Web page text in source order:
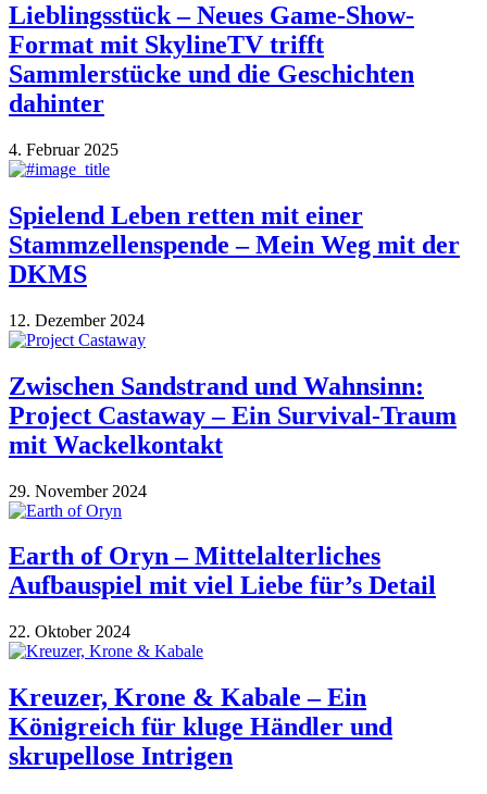
Lieblingsstück – Neues Game-Show-
Format mit SkylineTV trifft
Sammlerstücke und die Geschichten
dahinter
4. Februar 2025
Spielend Leben retten mit einer
Stammzellenspende – Mein Weg mit der
DKMS
12. Dezember 2024
Zwischen Sandstrand und Wahnsinn:
Project Castaway – Ein Survival-Traum
mit Wackelkontakt
29. November 2024
Earth of Oryn – Mittelalterliches
Aufbauspiel mit viel Liebe für’s Detail
22. Oktober 2024
Kreuzer, Krone & Kabale – Ein
Königreich für kluge Händler und
skrupellose Intrigen